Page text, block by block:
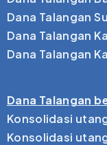
Dana Talangan
Dana Talangan
Dana Talangan
Dana Talangan
Konsolidasi
Konsolidasi